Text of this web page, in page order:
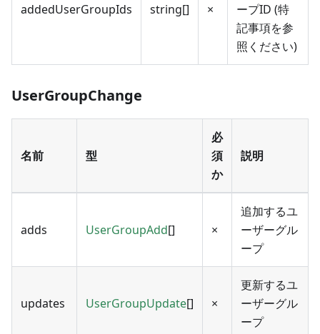
addedUserGroupIds string[] ×
ープID (特
記事項を参
照ください)
UserGroupChange
名前 型
必
須
か
説明
adds UserGroupAdd[] ×
追加するユ
ーザーグル
ープ
updates UserGroupUpdate[] ×
更新するユ
ーザーグル
ープ